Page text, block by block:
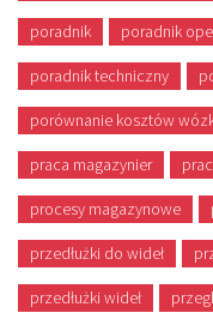
poradnik poradnik
poradnik techniczny
porównanie kosztów
praca magazynier
procesy magazynowe
przedłużki do wideł
przedłużki wideł